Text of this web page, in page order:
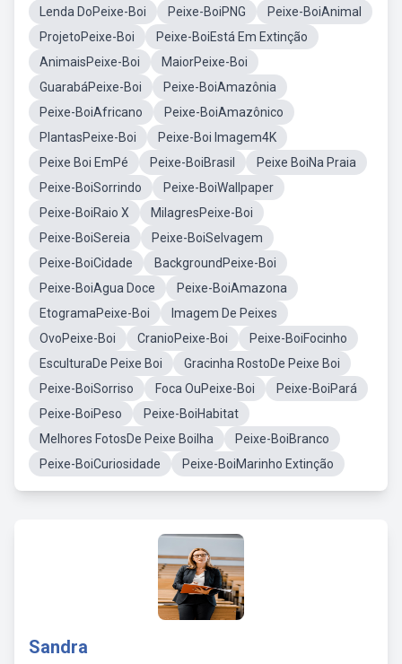
Lenda DoPeixe-Boi
Peixe-BoiPNG
Peixe-BoiAnimal
ProjetoPeixe-Boi
Peixe-BoiEstá Em Extinção
AnimaisPeixe-Boi
MaiorPeixe-Boi
GuarabáPeixe-Boi
Peixe-BoiAmazônia
Peixe-BoiAfricano
Peixe-BoiAmazônico
PlantasPeixe-Boi
Peixe-Boi Imagem4K
Peixe Boi EmPé
Peixe-BoiBrasil
Peixe BoiNa Praia
Peixe-BoiSorrindo
Peixe-BoiWallpaper
Peixe-BoiRaio X
MilagresPeixe-Boi
Peixe-BoiSereia
Peixe-BoiSelvagem
Peixe-BoiCidade
BackgroundPeixe-Boi
Peixe-BoiAgua Doce
Peixe-BoiAmazona
EtogramaPeixe-Boi
Imagem De Peixes
OvoPeixe-Boi
CranioPeixe-Boi
Peixe-BoiFocinho
EsculturaDe Peixe Boi
Gracinha RostoDe Peixe Boi
Peixe-BoiSorriso
Foca OuPeixe-Boi
Peixe-BoiPará
Peixe-BoiPeso
Peixe-BoiHabitat
Melhores FotosDe Peixe Boilha
Peixe-BoiBranco
Peixe-BoiCuriosidade
Peixe-BoiMarinho Extinção
Sandra